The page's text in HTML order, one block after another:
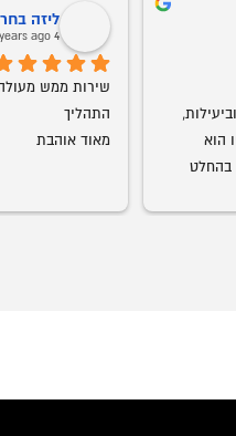
בני
5 years ago
עמג'אד, גבר